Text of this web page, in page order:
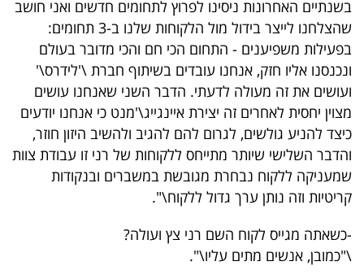
בשנתיים האחרונות ניסינו לפרוץ לתחומים חדשים ואני חושב
שהצלחנו לייצר בידול מול הלקוחות שלנו ב-3 תחומים:
בפעילות משפיענים - התחום הכי חם והכי מדובר בעולם
ונכנסנו אליו חזק, אנחנו עובדים בשיתוף חברת \'לידרס\'
ועושים את זה מעולה לדעתי. הדבר השני שאנחנו עושים
מצוין יחסית לאחרים זה יצירת איינגייג\'מנט כי אנחנו יודעים
כיצד להניע גולשים, לגרום להם להגיב ולהשיב היזון חוזר,
והדבר השלישי שיותר מתייחס ללקוחות של רני זו עבודת צוות
שמעניקה ללקוח נבחרת מגובשת במשברים ובנקודות
קריטיות וזה נותן ערך גדול ללקוח\".
-כשאתה מגייס לקוח השם רני צץ ועולה?
\"כמובן, אנשים מתים עליו\".